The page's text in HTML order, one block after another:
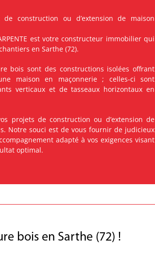
construction ou d’extension de maison
est votre constructeur immobilier qui
en Sarthe (72).
bois sont des constructions isolées offrant
maison en maçonnerie ; celles-ci sont
verticaux et de tasseaux horizontaux en
projets de construction ou d’extension de
Notre souci est de vous fournir de judicieux
adapté à vos exigences visant
optimal.
bois en Sarthe (72) !